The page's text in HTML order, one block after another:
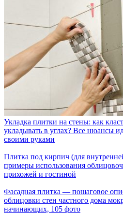
Укладка плитки на стены: как
укладывать в углах? Все нюансы
своими руками
Плитка под кирпич (для
примеры использования
прихожей и гостиной
Фасадная плитка — пошаговое
облицовки стен частного дома
начинающих, 105 фото